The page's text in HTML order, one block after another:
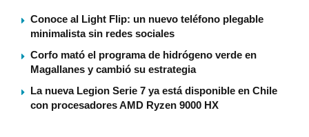
Conoce al Light Flip: un nuevo teléfono plegable
minimalista sin redes sociales
Corfo mató el programa de hidrógeno verde en
Magallanes y cambió su estrategia
La nueva Legion Serie 7 ya está disponible en Chile
con procesadores AMD Ryzen 9000 HX